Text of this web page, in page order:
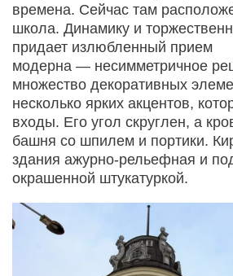
времена. Сейчас там
школа. Динамику и
придает излюбленный прием
модерна — несимметричное
множество декоративных
несколько ярких акцентов,
входы. Его угол скруглен, а
башня со шпилем и портики.
здания ажурно-рельефная и
окрашенной штукатуркой.